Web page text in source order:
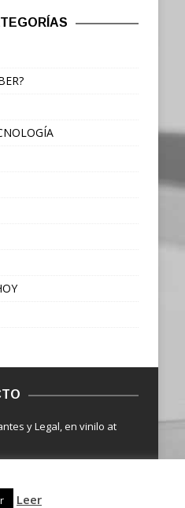
y Legal, en vinilo at
Leer